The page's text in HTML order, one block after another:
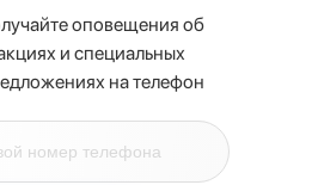
оповещения об
и специальных
на телефон